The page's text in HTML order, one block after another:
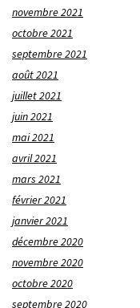
novembre 2021
octobre 2021
septembre 2021
août 2021
juillet 2021
juin 2021
mai 2021
avril 2021
mars 2021
février 2021
janvier 2021
décembre 2020
novembre 2020
octobre 2020
septembre 2020